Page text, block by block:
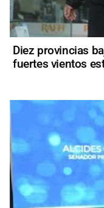
Diez provincias
fuertes vientos